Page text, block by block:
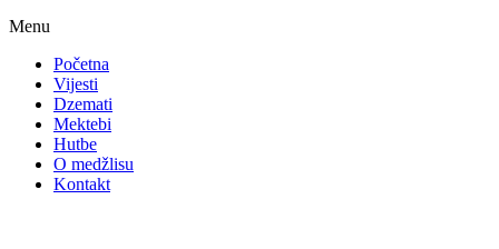
Menu
Početna
Vijesti
Dzemati
Mektebi
Hutbe
O medžlisu
Kontakt